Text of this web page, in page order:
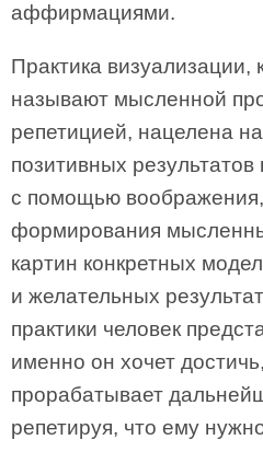
аффирмациями.
Практика визуализации,
называют мысленной
репетицией, нацелена
позитивных
с помощью
формирования
картин конкретных
и желательных
практики человек
именно он хочет
прорабатывает
репетируя, что ему